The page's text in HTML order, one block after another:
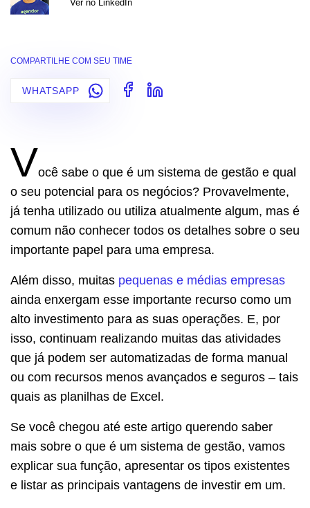
Ver no LinkedIn
COMPARTILHE COM SEU TIME
WHATSAPP
Você sabe o que é um sistema de gestão e qual
o seu potencial para os negócios? Provavelmente,
já tenha utilizado ou utiliza atualmente algum, mas é
comum não conhecer todos os detalhes sobre o seu
importante papel para uma empresa.
Além disso, muitas pequenas e médias empresas
ainda enxergam esse importante recurso como um
alto investimento para as suas operações. E, por
isso, continuam realizando muitas das atividades
que já podem ser automatizadas de forma manual
ou com recursos menos avançados e seguros – tais
quais as planilhas de Excel.
Se você chegou até este artigo querendo saber
mais sobre o que é um sistema de gestão, vamos
explicar sua função, apresentar os tipos existentes
e listar as principais vantagens de investir em um.